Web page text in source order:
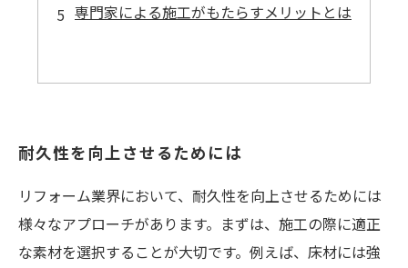
専門家による施工がもたらすメリットとは
耐久性を向上させるためには
リフォーム業界において、耐久性を向上させるためには
様々なアプローチがあります。まずは、施工の際に適正
な素材を選択することが大切です。例えば、床材には強